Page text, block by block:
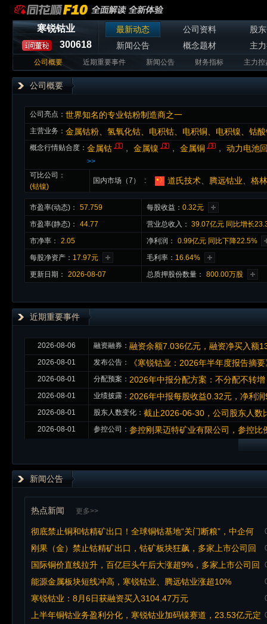
寒锐钴业
300618
最新动态 公司资料
股
新闻公告
概念题材 主
公司概要 近期重要事件 新闻公告 财务指标 主力控
公司概要
公司亮点： 世界知名的专业钴粉制造商之一
主营业务：
概念行情贴合度： 金属钴 ， 金属镍 ， 金属铜 ， 动力电池
>>
可比公司：
(钴镍)
国内市场（7） 道氏技术 腾远钴业 格
市盈率(动态)： 57.759 每股收益： 0.32元
市盈率(静态)：
44.77 营业总收入： 39.07亿元 同比增长
市净率：
2.05 净利润：
0.99亿元 同比下降22.5%
每股净资产： 17.97元 毛利率： 16.64%
更新日期：
2026-08-07 总质押股份数量： 800.00万股
近期重要事件
2026-08-06 融资融券： 融资余额7.036亿元，融资净买入额
2026-08-01 发布公告： 《寒锐钴业：2026年半年度报告摘
2026-08-01 分配预案： 2026年中报分配方案：不分配不转
2026-08-01 业绩披露： 2026年中报每股收益0.32元，净利
2026-08-01 股东人数变化： 截止2026-06-30，公司股东人
2026-08-01 参控公司： 参控刚果迈特矿业有限公司，参控
新闻公告
热点新闻 更多>>
彻底禁止铜和钴精矿出口！全球铜钴基地“关门断粮”，中企何
去何从！
刚果（金）禁止钴精矿出口，钴矿板块狂飙，多家上市公司回
应影响
国际铜价直线拉升，百亿巨头午后大涨超9%，多家上市公司回
应
能源金属板块短线冲高，寒锐钴业、腾远钴业涨超10%
寒锐钴业：8月6日获融资买入3104.47万元
上半年铜钴业务盈利分化，寒锐钴业加码镍赛道，23.53亿元定